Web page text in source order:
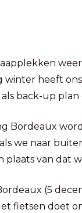
winter heeft
back-up
Bordeaux
we naar
plaats van dat
(5
fietsen doet